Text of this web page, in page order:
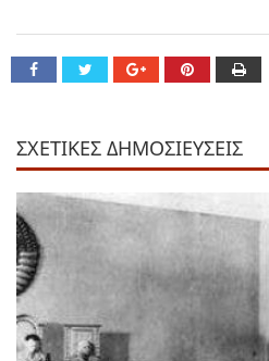
ΣΧΕΤΙΚΕΣ ΔΗΜΟΣΙΕΥΣΕΙΣ